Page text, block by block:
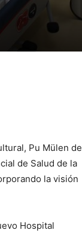
Pu Mülen de
de Salud de la
la visión
Hospital